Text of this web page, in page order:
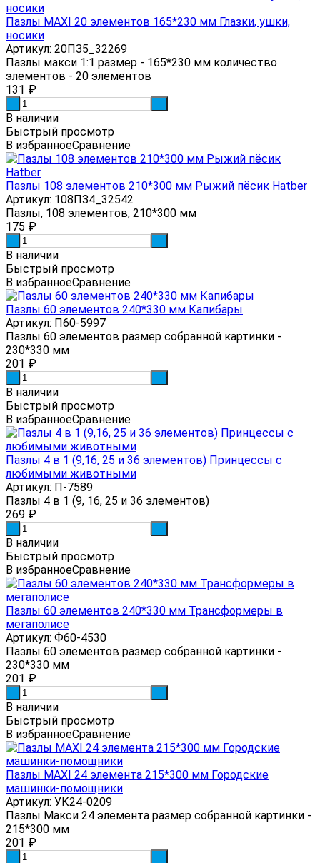
Пазлы MAXI 20 элементов 165*230 мм Глазки, ушки,
носики
Артикул: 20ПЗ5_32269
Пазлы макси 1:1 размер - 165*230 мм количество
элементов - 20 элементов
131 ₽
В наличии
Быстрый просмотр
В избранноеСравнение
Пазлы 108 элементов 210*300 мм Рыжий пёсик Hatber
Артикул: 108ПЗ4_32542
Пазлы, 108 элементов, 210*300 мм
175 ₽
В наличии
Быстрый просмотр
В избранноеСравнение
Пазлы 60 элементов 240*330 мм Капибары
Артикул: П60-5997
Пазлы 60 элементов размер собранной картинки -
230*330 мм
201 ₽
В наличии
Быстрый просмотр
В избранноеСравнение
Пазлы 4 в 1 (9,16, 25 и 36 элементов) Принцессы с
любимыми животными
Артикул: П-7589
Пазлы 4 в 1 (9, 16, 25 и 36 элементов)
269 ₽
В наличии
Быстрый просмотр
В избранноеСравнение
Пазлы 60 элементов 240*330 мм Трансформеры в
мегаполисе
Артикул: Ф60-4530
Пазлы 60 элементов размер собранной картинки -
230*330 мм
201 ₽
В наличии
Быстрый просмотр
В избранноеСравнение
Пазлы MAXI 24 элемента 215*300 мм Городские
машинки-помощники
Артикул: УК24-0209
Пазлы Макси 24 элемента размер собранной картинки -
215*300 мм
201 ₽